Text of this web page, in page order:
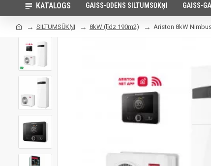
KATALOGS GAISS-ŪDENS SILTUMSŪKŅI GAISS-
SILTUMSŪKŅI 8kW (līdz 190m2) Ariston 8kW